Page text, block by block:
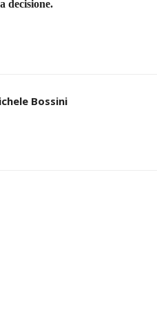
decisione.
Bossini